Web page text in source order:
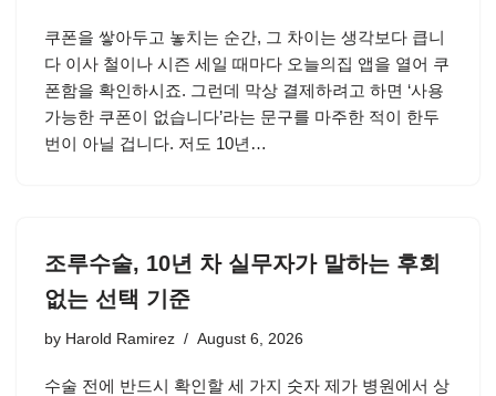
쿠폰을 쌓아두고 놓치는 순간, 그 차이는 생각보다 큽니
다 이사 철이나 시즌 세일 때마다 오늘의집 앱을 열어 쿠
폰함을 확인하시죠. 그런데 막상 결제하려고 하면 ‘사용
가능한 쿠폰이 없습니다’라는 문구를 마주한 적이 한두
번이 아닐 겁니다. 저도 10년…
조루수술, 10년 차 실무자가 말하는 후회
없는 선택 기준
by Harold Ramirez August 6, 2026
수술 전에 반드시 확인할 세 가지 숫자 제가 병원에서 상